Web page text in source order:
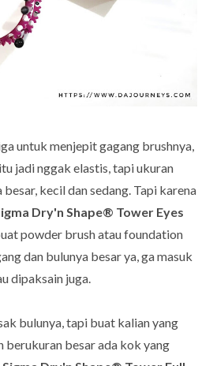
untuk menjepit gagang brushnya,
jadi nggak elastis, tapi ukuran
kecil dan sedang. Tapi karena
Dry'n Shape® Tower Eyes
powder brush atau foundation
dan bulunya besar ya, ga masuk
dipaksain juga.
bulunya, tapi buat kalian yang
berukuran besar ada kok yang